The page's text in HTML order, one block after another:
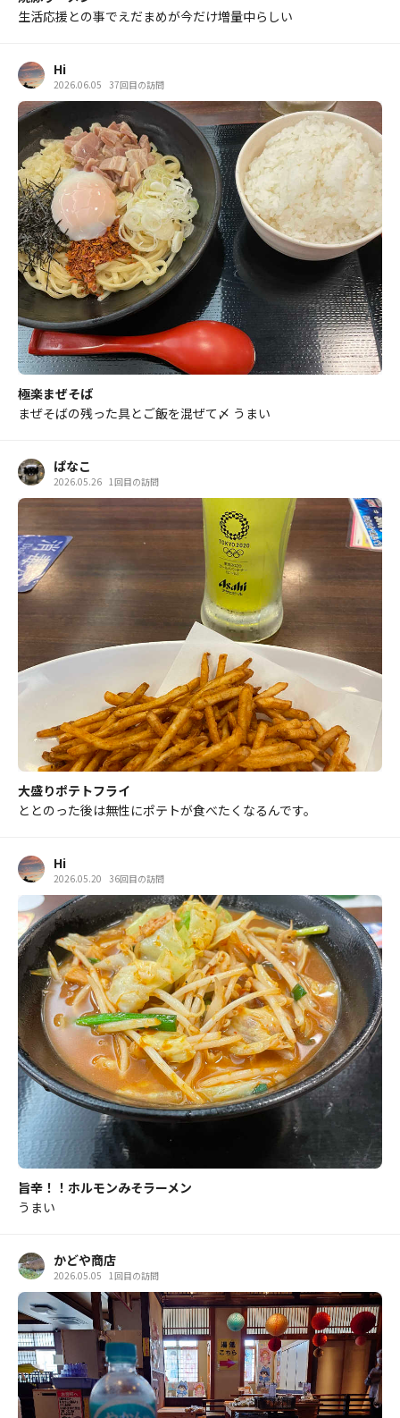
生活応援との事でえだまめが今だけ増量中らしい
Hi
2026.06.05 37回目の訪問
極楽まぜそば
まぜそばの残った具とご飯を混ぜて〆 うまい
ぱなこ
2026.05.26 1回目の訪問
大盛りポテトフライ
ととのった後は無性にポテトが食べたくなるんです。
Hi
2026.05.20 36回目の訪問
旨辛！！ホルモンみそラーメン
うまい
かどや商店
2026.05.05 1回目の訪問